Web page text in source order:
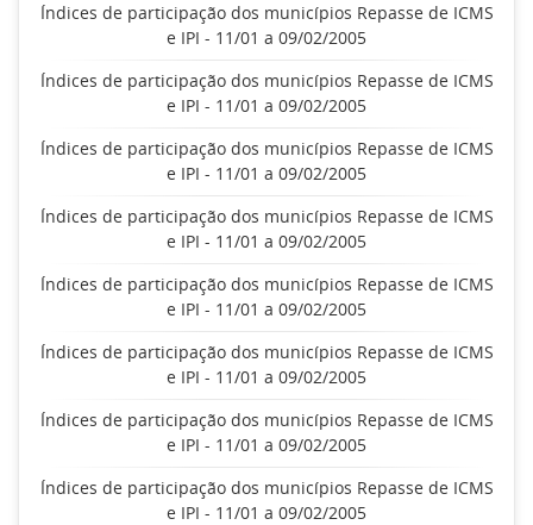
Índices de participação dos municípios Repasse de ICMS
e IPI - 11/01 a 09/02/2005
Índices de participação dos municípios Repasse de ICMS
e IPI - 11/01 a 09/02/2005
Índices de participação dos municípios Repasse de ICMS
e IPI - 11/01 a 09/02/2005
Índices de participação dos municípios Repasse de ICMS
e IPI - 11/01 a 09/02/2005
Índices de participação dos municípios Repasse de ICMS
e IPI - 11/01 a 09/02/2005
Índices de participação dos municípios Repasse de ICMS
e IPI - 11/01 a 09/02/2005
Índices de participação dos municípios Repasse de ICMS
e IPI - 11/01 a 09/02/2005
Índices de participação dos municípios Repasse de ICMS
e IPI - 11/01 a 09/02/2005